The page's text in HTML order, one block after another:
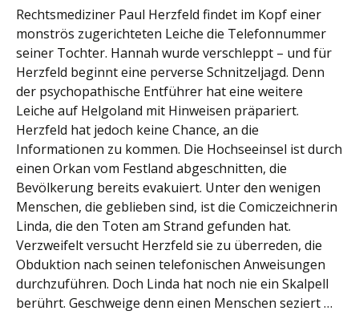
Rechtsmediziner Paul Herzfeld findet im Kopf einer
monströs zugerichteten Leiche die Telefonnummer
seiner Tochter. Hannah wurde verschleppt – und für
Herzfeld beginnt eine perverse Schnitzeljagd. Denn
der psychopathische Entführer hat eine weitere
Leiche auf Helgoland mit Hinweisen präpariert.
Herzfeld hat jedoch keine Chance, an die
Informationen zu kommen. Die Hochseeinsel ist durch
einen Orkan vom Festland abgeschnitten, die
Bevölkerung bereits evakuiert. Unter den wenigen
Menschen, die geblieben sind, ist die Comiczeichnerin
Linda, die den Toten am Strand gefunden hat.
Verzweifelt versucht Herzfeld sie zu überreden, die
Obduktion nach seinen telefonischen Anweisungen
durchzuführen. Doch Linda hat noch nie ein Skalpell
berührt. Geschweige denn einen Menschen seziert …